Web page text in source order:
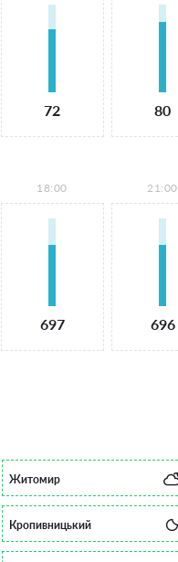
72 80
18:00
697
21:00
696
Житомир
Кропивницький